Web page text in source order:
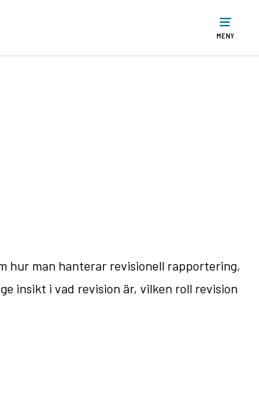
tecken har angivits. Piltangenterna uppåt och
MENY
hur man hanterar revisionell rapportering,
insikt i vad revision är, vilken roll revision